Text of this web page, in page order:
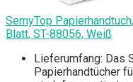
SemyTop
Blatt, ST-88056, Weiß
Lieferumfang: Das
Papierhandtücher